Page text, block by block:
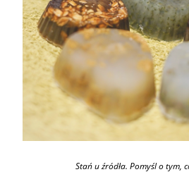
Stań u źródła. Pomyśl o tym,